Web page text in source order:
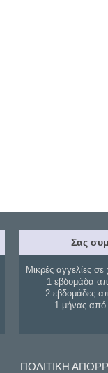
Σας
Μικρές αγγελίες σε
1 εβδομάδα
2 εβδομάδες
1 μήνας
ΠΟΛΙΤΙΚΗ